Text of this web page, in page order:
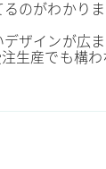
のがわかり
ザインが広
生産でも構